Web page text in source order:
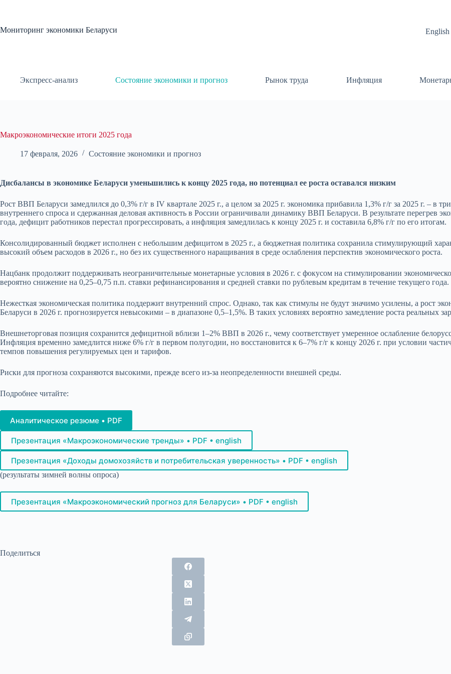
Мониторинг экономики Беларуси
English
Экспресс-анализ Состояние экономики и прогноз Рынок труда Инфляция
Макроэкономические итоги 2025 года
17 февраля, 2026 Состояние экономики и прогноз
Дисбалансы в экономике Беларуси уменьшились к концу 2025 года, но потенциал ее роста оставался низким
Рост ВВП Беларуси замедлился до 0,3% г/г в IV квартале 2025 г., а целом за 2025 г. экономика прибавила 1,3% г/г за 2025 г. – в
внутреннего спроса и сдержанная деловая активность в России ограничивали динамику ВВП Беларуси. В результате перегрев
года, дефицит работников перестал прогрессировать, а инфляция замедлилась к концу 2025 г. и составила 6,8% г/г по его итогам.
Консолидированный бюджет исполнен с небольшим дефицитом в 2025 г., а бюджетная политика сохранила стимулирующий
высокий объем расходов в 2026 г., но без их существенного наращивания в среде ослабления перспектив экономического роста.
Нацбанк продолжит поддерживать неограничительные монетарные условия в 2026 г. с фокусом на стимулировании
вероятно снижение на 0,25–0,75 п.п. ставки рефинансирования и средней ставки по рублевым кредитам в течение текущего года.
Нежесткая экономическая политика поддержит внутренний спрос. Однако, так как стимулы не будут значимо усилены, а рост
Беларуси в 2026 г. прогнозируется невысокими – в диапазоне 0,5–1,5%. В таких условиях вероятно замедление роста реальных
Внешнеторговая позиция сохранится дефицитной вблизи 1–2% ВВП в 2026 г., чему соответствует умеренное ослабление
Инфляция временно замедлится ниже 6% г/г в первом полугодии, но восстановится к 6–7% г/г к концу 2026 г. при условии
темпов повышения регулируемых цен и тарифов.
Риски для прогноза сохраняются высокими, прежде всего из-за неопределенности внешней среды.
Подробнее читайте:
Аналитическое резюме • PDF
Презентация «Макроэкономические тренды» • PDF • english
Презентация «Доходы домохозяйств и потребительская уверенность» • PDF • english
(результаты зимней волны опроса)
Презентация «Макроэкономический прогноз для Беларуси» • PDF • english
Поделиться